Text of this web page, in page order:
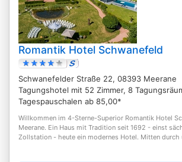
Romantik Hotel Schwanefeld
Schwanefelder Straße 22, 08393 Meerane
Tagungshotel mit 52 Zimmer, 8
Tagespauschalen ab 85,00*
Willkommen im 4-Sterne-Superior Romantik Hotel
Meerane. Ein Haus mit Tradition seit 1692 - einst
Zollstation - heute ein modernes Hotel. Mitten durch